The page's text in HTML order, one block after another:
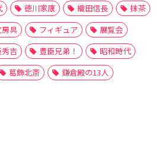
徳川家康 織田信長
抹茶
具 フィギュア
展覧会
秀吉 豊臣兄弟！
昭和時代
葛飾北斎 鎌倉殿の13人